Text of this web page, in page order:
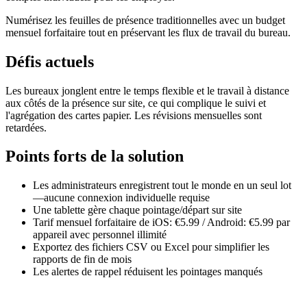
Numérisez les feuilles de présence traditionnelles avec un budget
mensuel forfaitaire tout en préservant les flux de travail du bureau.
Défis actuels
Les bureaux jonglent entre le temps flexible et le travail à distance
aux côtés de la présence sur site, ce qui complique le suivi et
l'agrégation des cartes papier. Les révisions mensuelles sont
retardées.
Points forts de la solution
Les administrateurs enregistrent tout le monde en un seul lot
—aucune connexion individuelle requise
Une tablette gère chaque pointage/départ sur site
Tarif mensuel forfaitaire de iOS: €5.99 / Android: €5.99 par
appareil avec personnel illimité
Exportez des fichiers CSV ou Excel pour simplifier les
rapports de fin de mois
Les alertes de rappel réduisent les pointages manqués